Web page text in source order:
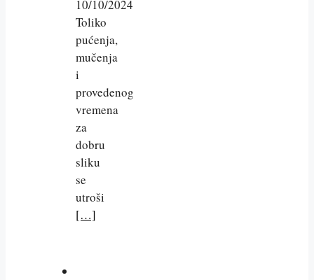
10/10/2024
Toliko
pućenja,
mučenja
i
provedenog
vremena
za
dobru
sliku
se
utroši
[…]